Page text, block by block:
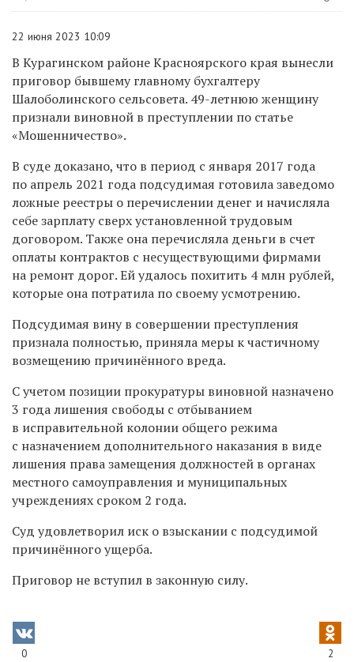
22 июня 2023 10:09
В Курагинском районе Красноярского края вынесли
приговор бывшему главному бухгалтеру
Шалоболинского сельсовета. 49-летнюю женщину
признали виновной в преступлении по статье
«Мошенничество».
В суде доказано, что в период с января 2017 года
по апрель 2021 года подсудимая готовила заведомо
ложные реестры о перечислении денег и начисляла
себе зарплату сверх установленной трудовым
договором. Также она перечисляла деньги в счет
оплаты контрактов с несуществующими фирмами
на ремонт дорог. Ей удалось похитить 4 млн рублей,
которые она потратила по своему усмотрению.
Подсудимая вину в совершении преступления
признала полностью, приняла меры к частичному
возмещению причинённого вреда.
С учетом позиции прокуратуры виновной назначено
3 года лишения свободы с отбыванием
в исправительной колонии общего режима
с назначением дополнительного наказания в виде
лишения права замещения должностей в органах
местного самоуправления и муниципальных
учреждениях сроком 2 года.
Суд удовлетворил иск о взыскании с подсудимой
причинённого ущерба.
Приговор не вступил в законную силу.
0 2